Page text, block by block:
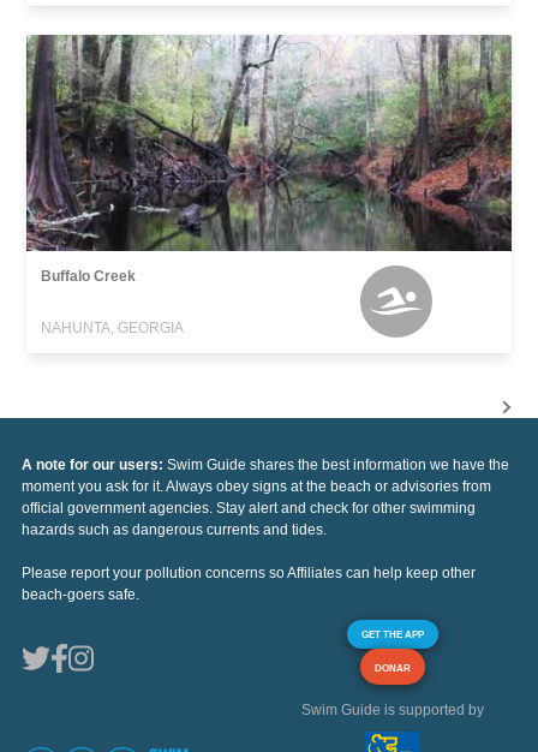
Buffalo Creek
NAHUNTA, GEORGIA
A note for our users: Swim Guide shares the best information we have the
moment you ask for it. Always obey signs at the beach or advisories from
official government agencies. Stay alert and check for other swimming
hazards such as dangerous currents and tides.
Please report your pollution concerns so Affiliates can help keep other
beach-goers safe.
GET THE APP
DONAR
Swim Guide is supported by